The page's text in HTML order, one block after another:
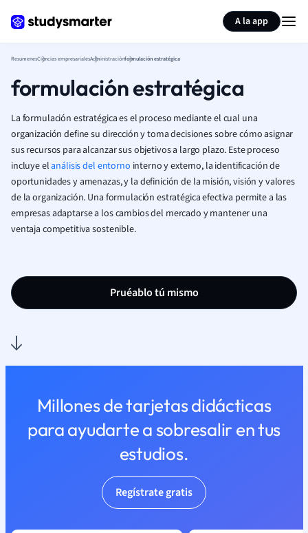
A la app
ResumenesCiencias empresarialesAdministraciónformulación estratégica
formulación estratégica
La formulación estratégica es el proceso mediante el cual una
organización define su dirección y toma decisiones sobre cómo asignar
sus recursos para alcanzar sus objetivos a largo plazo. Este proceso
incluye elanálisis del entorno interno y externo, la identificación de
oportunidades y amenazas, y la definición de la misión, visión y valores
de la organización. Una formulación estratégica efectiva permite a las
empresas adaptarse a los cambios del mercado y mantener una
ventaja competitiva sostenible.
Pruéablo tú mismo
Millones de tarjetas didácticas
para ayudarte a sobresalir en tus
estudios.
Regístrate gratis
Resumir página